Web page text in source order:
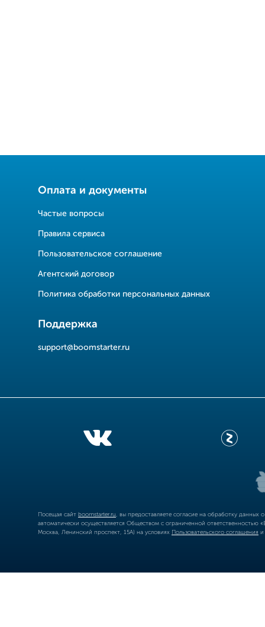
Оплата и документы
Частые вопросы
Правила сервиса
Пользовательское соглашение
Агентский договор
Политика обработки персональных данных
Поддержка
support@boomstarter.ru
Посещая сайт boomstarter.ru , вы предоставляете согласие на обработку
автоматически осуществляется Обществом с ограниченной
Москва, Ленинский проспект, 15А) на условиях Пользовательского соглашения и